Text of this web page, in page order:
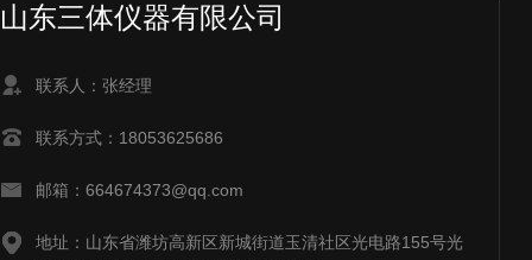
山东三体仪器有限公司
联系人：张经理
联系方式：18053625686
邮箱：664674373@qq.com
地址：山东省潍坊高新区新城街道玉清社区光电路155号光